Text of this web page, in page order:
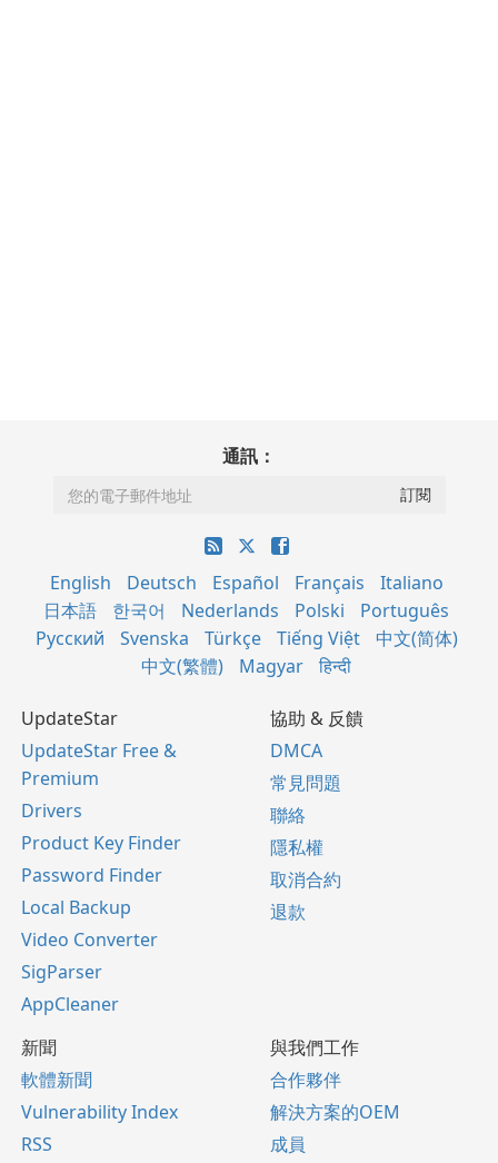
通訊：
English Deutsch Español Français
Italiano
日本語
한국어 Nederlands Polski
Português
Русский
Svenska Türkçe Tiếng Việt
中文(简体)
中文(繁體)
Magyar हिन्दी
UpdateStar
UpdateStar Free &
Premium
Drivers
Product Key Finder
Password Finder
Local Backup
Video Converter
SigParser
AppCleaner
協助 & 反饋
DMCA
常見問題
聯絡
隱私權
取消合約
退款
新聞
軟體新聞
Vulnerability Index
RSS
與我們工作
合作夥伴
解決方案的OEM
成員